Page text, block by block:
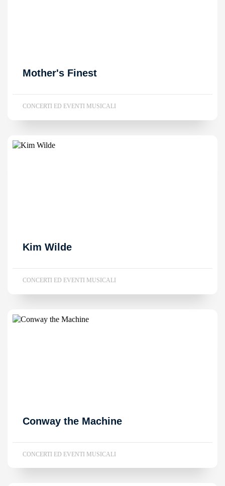
Mother's Finest
CONCERTI ED EVENTI MUSICALI
Kim Wilde
CONCERTI ED EVENTI MUSICALI
Conway the Machine
CONCERTI ED EVENTI MUSICALI